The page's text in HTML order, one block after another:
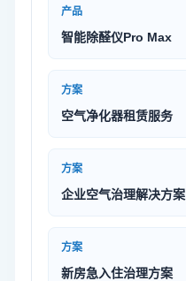
产品
智能除醛仪Pro Max
方案
空气净化器租赁服务
方案
企业空气治理解决方案
方案
新房急入住治理方案